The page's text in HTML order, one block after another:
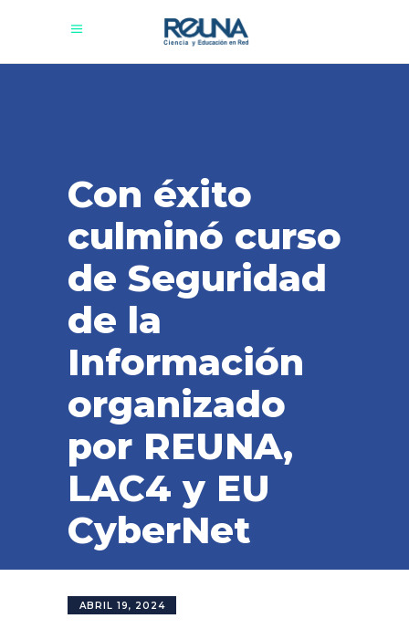
Con éxito
culminó curso
de Seguridad
de la
Información
organizado
por REUNA,
LAC4 y EU
CyberNet
ABRIL 19, 2024